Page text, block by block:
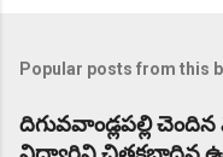
Popular posts from this
దిగువవాండ్లపల్లి